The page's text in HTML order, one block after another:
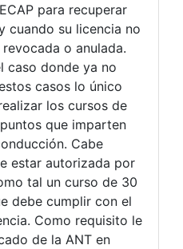
para recuperar
cuando su licencia no
o anulada.
caso donde ya no
casos lo único
los cursos de
que imparten
Cabe
estar autorizada por
tal un curso de 30
debe cumplir con el
Como requisito le
de la ANT en